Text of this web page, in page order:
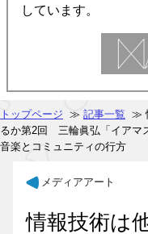
しています。
トップページ ≫ 記事一覧 ≫
るか第2回 三輪眞弘「イアマ
音楽とコミュニティの行方
メディアアート
情報技術は